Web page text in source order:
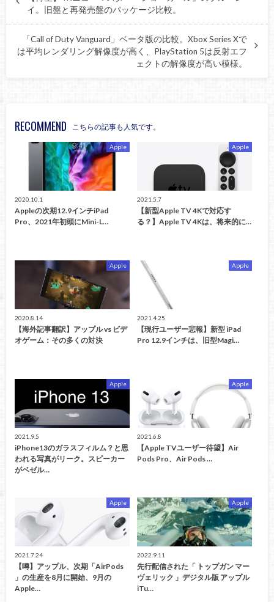
イ。旧盤と再発売盤のパッケージ比較。
「Call of Duty Vanguard」ベータ版の比較。Xbox Series Xで
は平均レンダリング解像度が高く、PlayStation 5は反射エフ
ェクトの解像度が高い模様。
RECOMMEND こちらの記事も人気です。
Apple
2020.10.1
Appleの次期12.9インチiPad
Pro、2021年初頭にMini-L…
Apple
2021.5.7
【新型Apple TV 4Kで対応す
る？】Apple TV 4Kは、将来的に…
Apple
2020.8.14
【海外記事翻訳】アップル vs ビデ
オゲーム：その多くの対決
Apple
2021.4.25
【現行ユーザー悲報】新型 iPad
Pro 12.9インチは、旧型Magi…
Apple
2021.9.5
iPhone13のガラスフィルム？と思
われる写真がリーク。スピーカー
がベゼル…
Apple
2021.6.8
【Apple TVユーザー待望】Air
Pods Pro、Air Pods …
Apple
2021.7.24
【噂】アップル、次期「AirPods
」の生産を8月に開始、9月の
Apple…
Apple
2022.9.11
先行配信された「 トップガン マー
ヴェリック 」デジタル版 アップル
iTu…